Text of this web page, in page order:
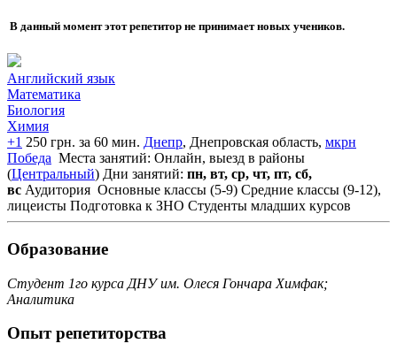
В данный момент этот репетитор не принимает новых учеников.
Английский язык
Математика
Биология
Химия
+1 250 грн. за 60 мин. Днепр, Днепровская область, мкрн
Победа Места занятий: Онлайн, выезд в районы
(Центральный) Дни занятий: пн, вт, ср, чт, пт, сб,
вс Аудитория Основные классы (5-9) Средние классы (9-12),
лицеисты Подготовка к ЗНО Студенты младших курсов
Образование
Студент 1го курса ДНУ им. Олеся Гончара Химфак;
Аналитика
Опыт репетиторства